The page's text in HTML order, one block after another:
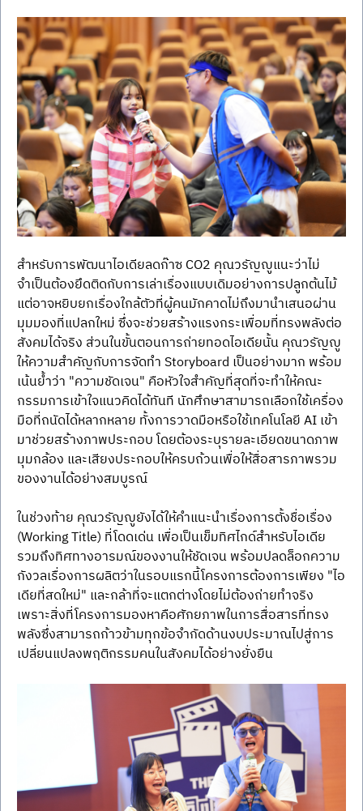
สำหรับการพัฒนาไอเดียลดก๊าซ CO2 คุณวรัญญูแนะว่าไม่
จำเป็นต้องยึดติดกับการเล่าเรื่องแบบเดิมอย่างการปลูกต้นไม้
แต่อาจหยิบยกเรื่องใกล้ตัวที่ผู้คนมักคาดไม่ถึงมานำเสนอผ่าน
มุมมองที่แปลกใหม่ ซึ่งจะช่วยสร้างแรงกระเพื่อมที่ทรงพลังต่อ
สังคมได้จริง ส่วนในขั้นตอนการถ่ายทอดไอเดียนั้น คุณวรัญญู
ให้ความสำคัญกับการจัดทำ Storyboard เป็นอย่างมาก พร้อม
เน้นย้ำว่า "ความชัดเจน" คือหัวใจสำคัญที่สุดที่จะทำให้คณะ
กรรมการเข้าใจแนวคิดได้ทันที นักศึกษาสามารถเลือกใช้เครื่อง
มือที่ถนัดได้หลากหลาย ทั้งการวาดมือหรือใช้เทคโนโลยี AI เข้า
มาช่วยสร้างภาพประกอบ โดยต้องระบุรายละเอียดขนาดภาพ
มุมกล้อง และเสียงประกอบให้ครบถ้วนเพื่อให้สื่อสารภาพรวม
ของงานได้อย่างสมบูรณ์
ในช่วงท้าย คุณวรัญญูยังได้ให้คำแนะนำเรื่องการตั้งชื่อเรื่อง
(Working Title) ที่โดดเด่น เพื่อเป็นเข็มทิศไกด์สำหรับไอเดีย
รวมถึงทิศทางอารมณ์ของงานให้ชัดเจน พร้อมปลดล็อกความ
กังวลเรื่องการผลิตว่าในรอบแรกนี้โครงการต้องการเพียง "ไอ
เดียที่สดใหม่" และกล้าที่จะแตกต่างโดยไม่ต้องถ่ายทำจริง
เพราะสิ่งที่โครงการมองหาคือศักยภาพในการสื่อสารที่ทรง
พลังซึ่งสามารถก้าวข้ามทุกข้อจำกัดด้านงบประมาณไปสู่การ
เปลี่ยนแปลงพฤติกรรมคนในสังคมได้อย่างยั่งยืน